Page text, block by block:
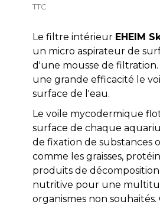
TTC
Le filtre intérieur EHEIM
un micro aspirateur de
d'une mousse de filtration.
une grande efficacité le
surface de l'eau.
Le voile mycodermique
surface de chaque
de fixation de substances
comme les graisses,
produits de
nutritive pour une
organismes non